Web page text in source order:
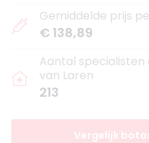
Gemiddelde prijs
€ 138,89
Aantal specialisten
van Laren
213
Vergelijk